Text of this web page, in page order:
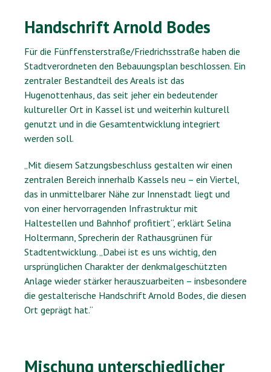
Handschrift Arnold Bodes
Für die Fünffensterstraße/Friedrichsstraße haben die
Stadtverordneten den Bebauungsplan beschlossen. Ein
zentraler Bestandteil des Areals ist das
Hugenottenhaus, das seit jeher ein bedeutender
kultureller Ort in Kassel ist und weiterhin kulturell
genutzt und in die Gesamtentwicklung integriert
werden soll.
„Mit diesem Satzungsbeschluss gestalten wir einen
zentralen Bereich innerhalb Kassels neu – ein Viertel,
das in unmittelbarer Nähe zur Innenstadt liegt und
von einer hervorragenden Infrastruktur mit
Haltestellen und Bahnhof profitiert“, erklärt Selina
Holtermann, Sprecherin der Rathausgrünen für
Stadtentwicklung. „Dabei ist es uns wichtig, den
ursprünglichen Charakter der denkmalgeschützten
Anlage wieder stärker herauszuarbeiten – insbesondere
die gestalterische Handschrift Arnold Bodes, die diesen
Ort geprägt hat.“
Mischung unterschiedlicher